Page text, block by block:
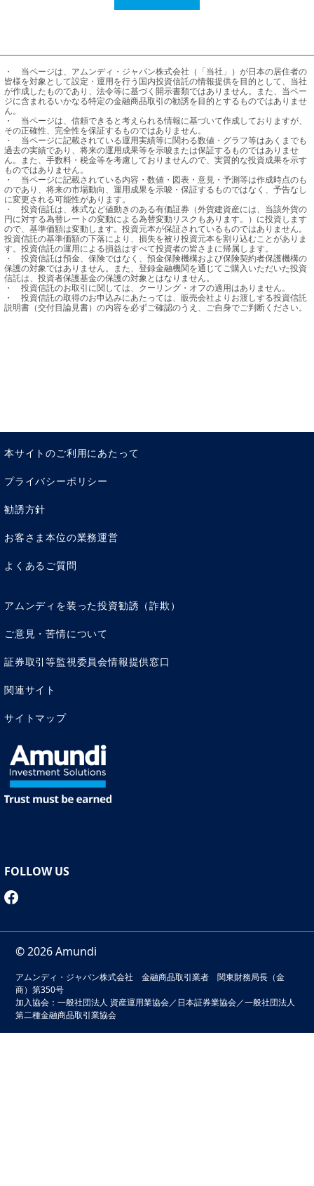
・	当ページは、アムンディ・ジャパン株式会社（「当社」）が日本の居住者の
皆様を対象として設定・運用を行う国内投資信託の情報提供を目的として、当社
が作成したものであり、法令等に基づく開示書類ではありません。また、当ペー
ジに含まれるいかなる特定の金融商品取引の勧誘を目的とするものではありませ
ん。
・	当ページは、信頼できると考えられる情報に基づいて作成しておりますが、
その正確性、完全性を保証するものではありません。
・	当ページに記載されている運用実績等に関わる数値・グラフ等はあくまでも
過去の実績であり、将来の運用成果等を示唆または保証するものではありませ
ん。また、手数料・税金等を考慮しておりませんので、実質的な投資成果を示す
ものではありません。
・	当ページに記載されている内容・数値・図表・意見・予測等は作成時点のも
のであり、将来の市場動向、運用成果を示唆・保証するものではなく、予告なし
に変更される可能性があります。
・	投資信託は、株式など値動きのある有価証券（外貨建資産には、当該外貨の
円に対する為替レートの変動による為替変動リスクもあります。）に投資します
ので、基準価額は変動します。投資元本が保証されているものではありません。
投資信託の基準価額の下落により、損失を被り投資元本を割り込むことがありま
す。投資信託の運用による損益はすべて投資者の皆さまに帰属します。
・	投資信託は預金、保険ではなく、預金保険機構および保険契約者保護機構の
保護の対象ではありません。また、登録金融機関を通じてご購入いただいた投資
信託は、投資者保護基金の保護の対象とはなりません。
・	投資信託のお取引に関しては、クーリング・オフの適用はありません。
・	投資信託の取得のお申込みにあたっては、販売会社よりお渡しする投資信託
説明書（交付目論見書）の内容を必ずご確認のうえ、ご自身でご判断ください。
本サイトのご利用にあたって
プライバシーポリシー
勧誘方針
お客さま本位の業務運営
よくあるご質問
アムンディを装った投資勧誘（詐欺）
ご意見・苦情について
証券取引等監視委員会情報提供窓口
関連サイト
サイトマップ
FOLLOW US
© 2026 Amundi
アムンディ・ジャパン株式会社 金融商品取引業者 関東財務局長（金
商）第350号
加入協会：一般社団法人 資産運用業協会／日本証券業協会／一般社団法人
第二種金融商品取引業協会